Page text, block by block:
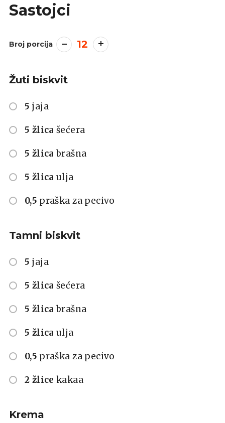
Sastojci
Broj porcija 12
Žuti biskvit
5 jaja
5 žlica šećera
5 žlica brašna
5 žlica ulja
0,5 praška za pecivo
Tamni biskvit
5 jaja
5 žlica šećera
5 žlica brašna
5 žlica ulja
0,5 praška za pecivo
2 žlice kakaa
Krema